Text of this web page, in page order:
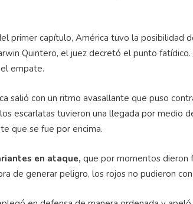
primer capítulo, América tuvo la posibilidad
Quintero, el juez decretó el punto
empate.
salió con un ritmo avasallante que puso
escarlatas tuvieron una llegada por medio
que se fue por encima.
en ataque, que por momentos dieron
de generar peligro, los rojos no pudieron